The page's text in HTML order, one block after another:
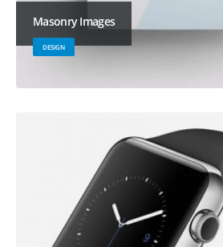
Masonry Images
DESIGN